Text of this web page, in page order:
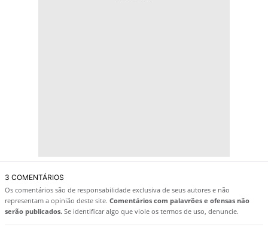
3 COMENTÁRIOS
Os comentários são de responsabilidade exclusiva de seus autores e não
representam a opinião deste site. Comentários com palavrões e ofensas não
serão publicados. Se identificar algo que viole os termos de uso, denuncie.